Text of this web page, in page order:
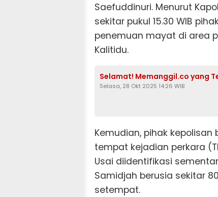
Saefuddinuri. Menurut
sekitar pukul 15.30 WIB
penemuan mayat di area
Kalitidu.
Selamat! Memanggil.co yang
Selasa, 28 Okt 2025 14:26 WIB
Kemudian, pihak
tempat kejadian perkara
Usai diidentifikasi
Samidjah berusia sekitar
setempat.